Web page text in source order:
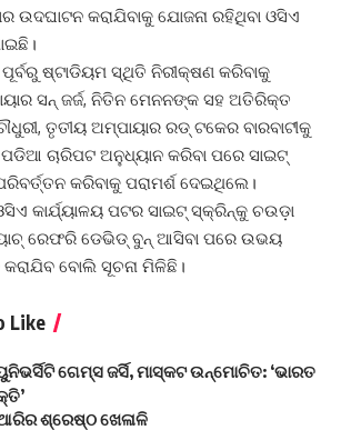
ଉଦଘାଟନ କରାଯିବାକୁ ଯୋଜନା ରହିଥିବା ଓସିଏ
ଷ୍ଟାଡିୟମ ସ୍ଥିତି ନିରୀକ୍ଷଣ କରିବାକୁ
ସନ୍ ଜର୍ଜ, ନିତିନ ମେନନଙ୍କ ସହ ଅତିରିକ୍ତ
ତୃତୀୟ ଅମ୍ପାୟାର ରଡ୍ ଟକେର ବାରବାଟୀକୁ
ଚାରିପଟ ଅନୁଧ୍ୟାନ କରିବା ପରେ ସାଇଟ୍
କରିବାକୁ ପରାମର୍ଶ ଦେଇଥିଲେ।
କାର୍ଯ୍ୟାଳୟ ପଟର ସାଇଟ୍ ସ୍କ୍ରିନ୍କୁ ଚଉଡ଼ା
ରେଫରି ଡେଭିଡ୍ ବୁନ୍ ଆସିବା ପରେ ଉଭୟ
ବୋଲି ସୂଚନା ମିଳିଛି।
Like
ଗେମ୍ସ ଜର୍ସି, ମାସ୍କଟ ଉନ୍ମୋଚିତ: ‘ଭାରତ
ଶ୍ରେଷ୍ଠ ଖେଳାଳି